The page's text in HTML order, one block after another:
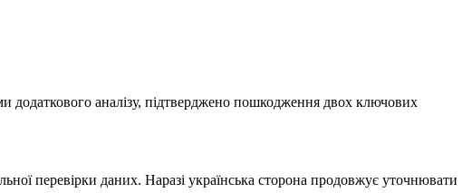
додаткового аналізу, підтверджено пошкодження двох ключових
перевірки даних. Наразі українська сторона продовжує уточнювати